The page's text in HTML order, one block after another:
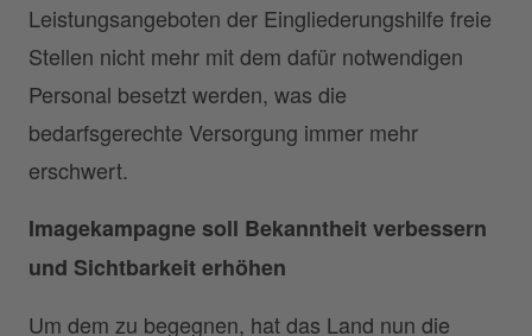
Leistungsangeboten der Eingliederungshilfe freie
Stellen nicht mehr mit dem dafür notwendigen
Personal besetzt werden, was die
bedarfsgerechte Versorgung immer mehr
erschwert.
Imagekampagne soll Bekanntheit verbessern
und Sichtbarkeit erhöhen
Um dem zu begegnen, hat das Land nun die